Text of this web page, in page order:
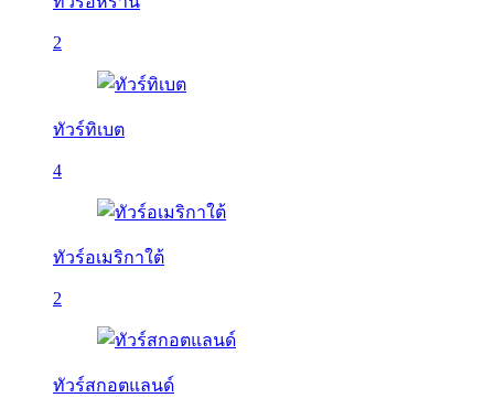
2
ทัวร์ทิเบต
4
ทัวร์อเมริกาใต้
2
ทัวร์สกอตแลนด์